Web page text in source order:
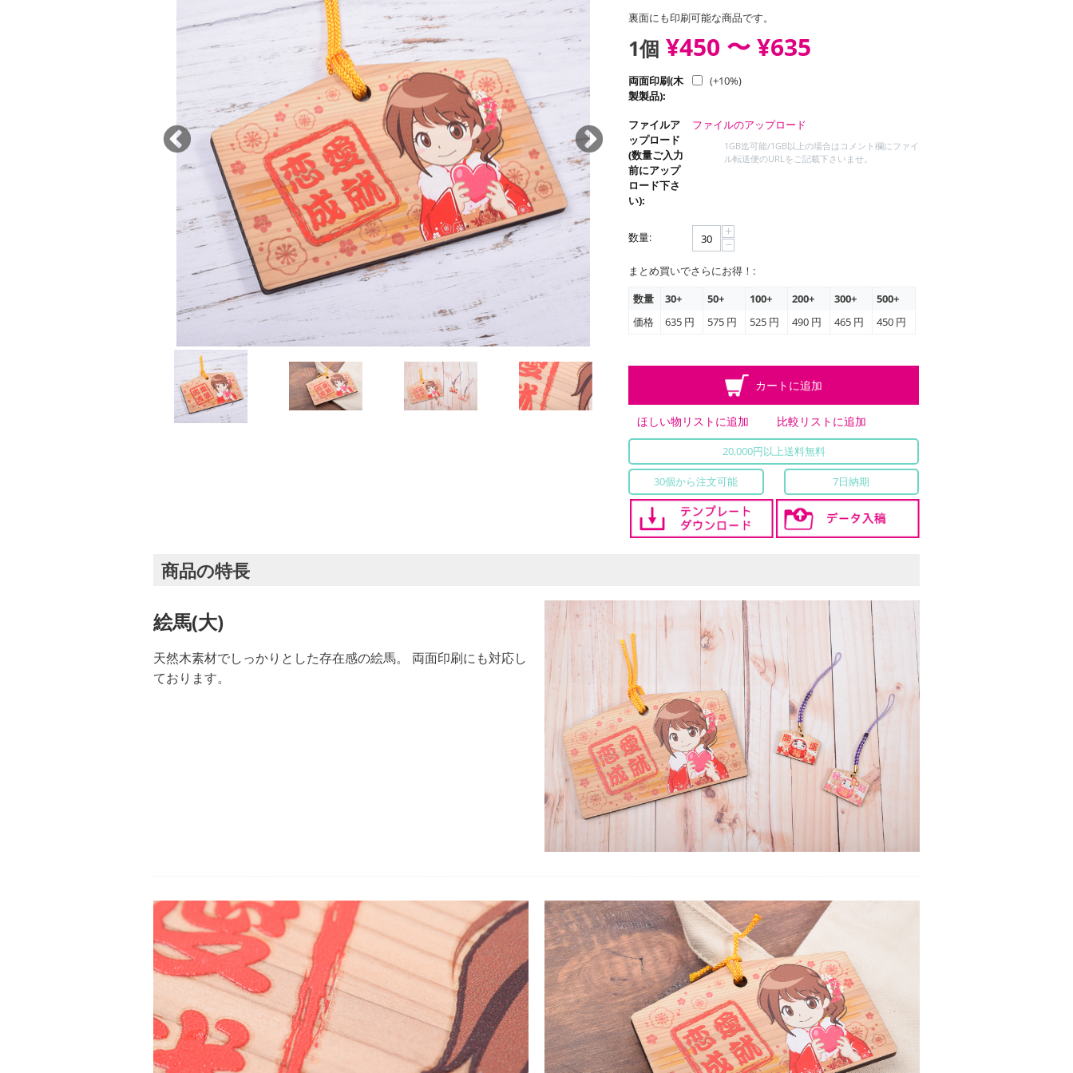
裏面にも印刷可能な商品です。
1個 ¥450 〜¥635
両面印刷(木
製製品):
(+10%)
ファイルア
ップロード
(数量ご入力
前にアップ
ロード下さ
い):
ファイルのアップロード
1GB迄可能/1GB以上の場合はコメント欄にファイ
ル転送便のURLをご記載下さいませ。
数量: +
−
まとめ買いでさらにお得！:
数量
30+ 50+ 100+ 200+ 300+
500+
価格
635 円 575 円 525 円 490 円 465 円 450 円
カートに追加
ほしい物リストに追加 比較リストに追加
20,000円以上送料無料
30個から注文可能 7日納期
商品の特長
絵馬(大)
天然木素材でしっかりとした存在感の絵馬。 両面印刷にも対応し
ております。